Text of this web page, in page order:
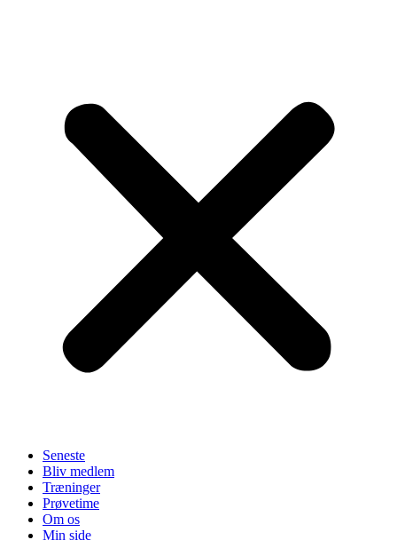
Seneste
Bliv medlem
Træninger
Prøvetime
Om os
Min side